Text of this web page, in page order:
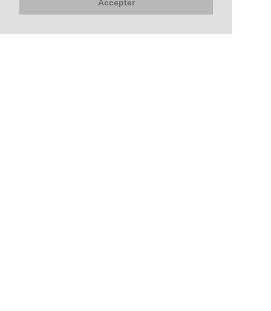
Accepter
RÉSERVEZ